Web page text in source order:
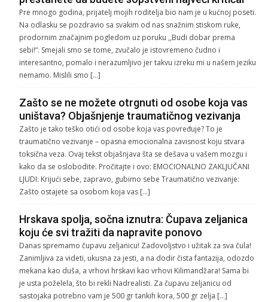
Pre mnogo godina, prijatelj mojih roditelja bio nam je u kućnoj poseti.
Na odlasku se pozdravio sa svakim od nas snažnim stiskom ruke,
prodornim značajnim pogledom uz poruku ,,Budi dobar prema
sebi!“. Smejali smo se tome, zvučalo je istovremeno čudno i
interesantno, pomalo i nerazumljivo jer takvu izreku mi u našem jeziku
nemamo. Mislili smo […]
Zašto se ne možete otrgnuti od osobe koja vas
uništava? Objašnjenje traumatičnog vezivanja
Zašto je tako teško otići od osobe koja vas povređuje? To je
traumatično vezivanje – opasna emocionalna zavisnost koju stvara
toksična veza. Ovaj tekst objašnjava šta se dešava u vašem mozgu i
kako da se oslobodite. Pročitajte i ovo: EMOCIONALNO ZAKLJUČANI
LJUDI: Krijući sebe, zapravo, gubimo sebe Traumatično vezivanje:
Zašto ostajete sa osobom koja vas […]
Hrskava spolja, sočna iznutra: Čupava zeljanica
koju će svi tražiti da napravite ponovo
Danas spremamo čupavu zeljanicu! Zadovoljstvo i užitak za sva čula!
Zanimljiva za videti, ukusna za jesti, a na dodir čista fantazija, odozdo
mekana kao duša, a vrhovi hrskavi kao vrhovi Kilimandžara! Sama bi
je usta poželela, što bi rekli Nadrealisti. Za čupavu zeljanicu od
sastojaka potrebno vam je 500 gr tankih kora, 500 gr zelja […]